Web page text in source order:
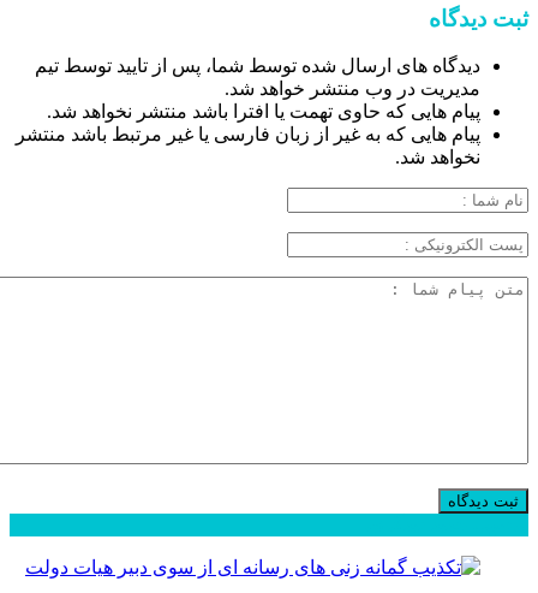
ثبت دیدگاه
دیدگاه های ارسال شده توسط شما، پس از تایید توسط تیم
مدیریت در وب منتشر خواهد شد.
پیام هایی که حاوی تهمت یا افترا باشد منتشر نخواهد شد.
پیام هایی که به غیر از زبان فارسی یا غیر مرتبط باشد منتشر
نخواهد شد.